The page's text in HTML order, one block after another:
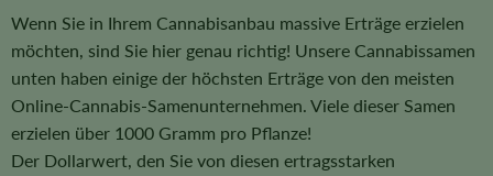
Wenn Sie in Ihrem Cannabisanbau massive Erträge erzielen
möchten, sind Sie hier genau richtig! Unsere Cannabissamen
unten haben einige der höchsten Erträge von den meisten
Online-Cannabis-Samenunternehmen. Viele dieser Samen
erzielen über 1000 Gramm pro Pflanze!
Der Dollarwert, den Sie von diesen ertragsstarken